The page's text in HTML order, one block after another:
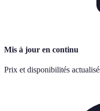
Mis à jour en continu
Prix et disponibilités